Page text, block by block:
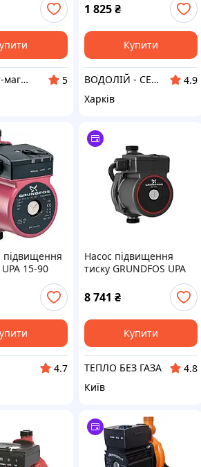
Интернет-магазин насосов "Все-насосы"
5
1 825 ₴
Купити
ВОДОЛІЙ - СЕРВІС
4.9
Харків
підвищення
UPA 15-90
4.7
Насос підвищення
тиску GRUNDFOS UPA
8 741 ₴
Купити
ТЕПЛО БЕЗ ГАЗА
4.8
Київ